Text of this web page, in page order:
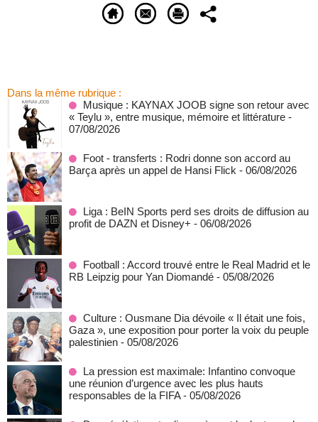
Dans la même rubrique :
Musique : KAYNAX JOOB signe son retour avec
« Teylu », entre musique, mémoire et littérature -
07/08/2026
Foot - transferts : Rodri donne son accord au
Barça après un appel de Hansi Flick - 06/08/2026
Liga : BeIN Sports perd ses droits de diffusion au
profit de DAZN et Disney+ - 06/08/2026
Football : Accord trouvé entre le Real Madrid et le
RB Leipzig pour Yan Diomandé - 05/08/2026
Culture : Ousmane Dia dévoile « Il était une fois,
Gaza », une exposition pour porter la voix du peuple
palestinien - 05/08/2026
La pression est maximale: Infantino convoque
une réunion d’urgence avec les plus hauts
responsables de la FIFA - 05/08/2026